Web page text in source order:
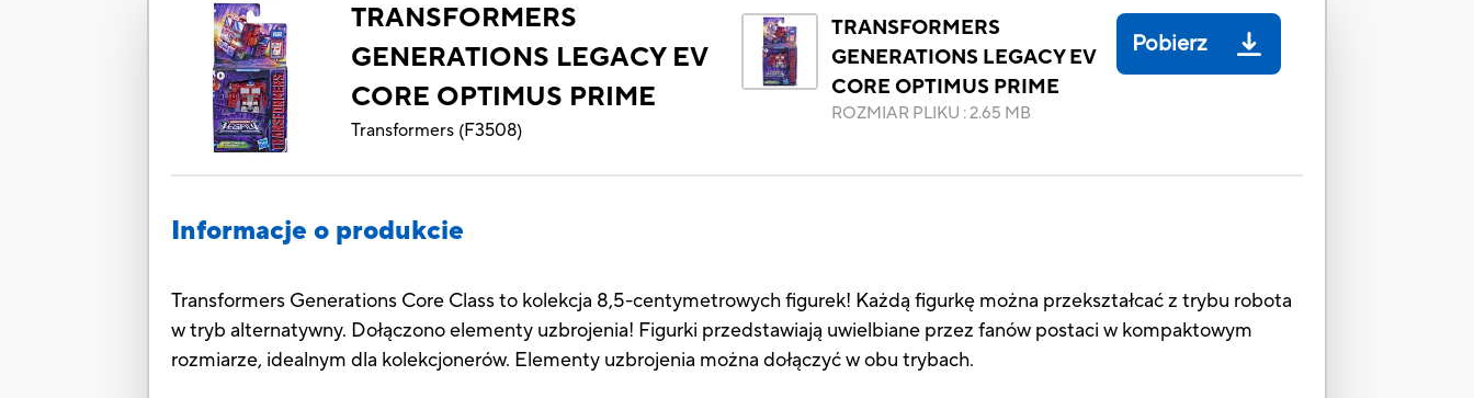
TRANSFORMERS
GENERATIONS LEGACY EV
CORE OPTIMUS PRIME
Transformers (F3508)
TRANSFORMERS
GENERATIONS LEGACY EV
CORE OPTIMUS PRIME
ROZMIAR PLIKU :2.65 MB
Pobierz
Informacje o produkcie
Transformers Generations Core Class to kolekcja 8,5-centymetrowych figurek! Każdą figurkę można przekształcać z trybu robota
w tryb alternatywny. Dołączono elementy uzbrojenia! Figurki przedstawiają uwielbiane przez fanów postaci w kompaktowym
rozmiarze, idealnym dla kolekcjonerów. Elementy uzbrojenia można dołączyć w obu trybach.